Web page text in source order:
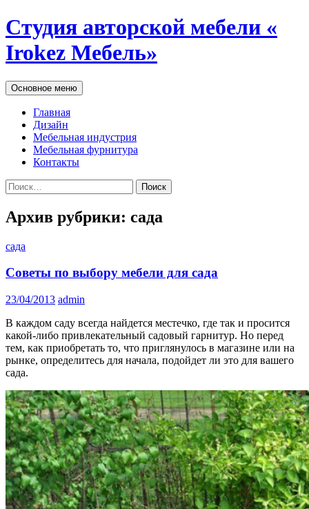
Студия авторской мебели «
Irokez Мебель»
Поиск
Основное меню Перейти
к
Главная
Дизайн
Мебельная индустрия
Мебельная фурнитура
Контакты
Найти:
Архив рубрики: сада
сада
Советы по выбору мебели для сада
23/04/2013 admin
В каждом саду всегда найдется местечко, где так и просится
какой-либо привлекательный садовый гарнитур. Но перед
тем, как приобретать то, что приглянулось в магазине или на
рынке, определитесь для начала, подойдет ли это для вашего
сада.